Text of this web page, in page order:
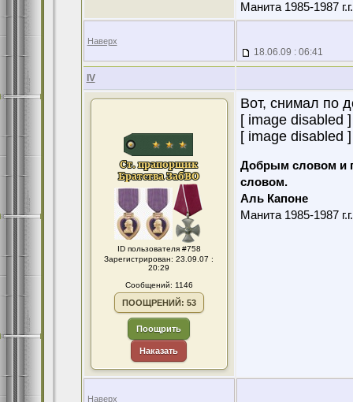
Манита 1985-1987
Наверх
18.06.09 : 06:41
IV
ID пользователя #758
Зарегистрирован: 23.09.07 :
20:29
Сообщений: 1146
ПООЩРЕНИЙ: 53
Поощрить
Наказать
Вот, снимал по
[ image disabled ]
[ image disabled ]
Добрым словом и
словом.
Аль Капоне
Манита 1985-1987
Наверх